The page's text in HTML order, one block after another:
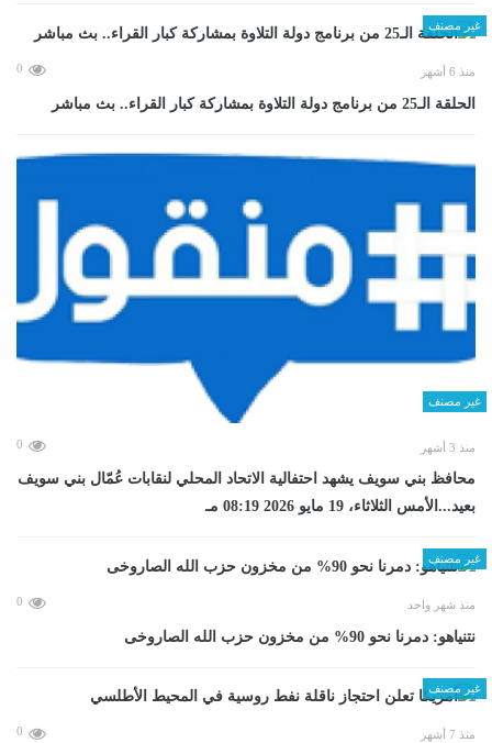
غير مصنف
منذ 6 أشهر 0
الحلقة الـ25 من برنامج دولة التلاوة بمشاركة كبار القراء.. بث مباشر
غير مصنف
منذ 3 أشهر 0
محافظ بني سويف يشهد احتفالية الاتحاد المحلي لنقابات عُمّال بني سويف
بعيد...الأمس الثلاثاء، 19 مايو 2026 08:19 مـ
غير مصنف
منذ شهر واحد 0
نتنياهو: دمرنا نحو 90% من مخزون حزب الله الصاروخى
غير مصنف
منذ 7 أشهر 0